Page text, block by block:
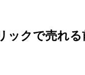
ックで売れ